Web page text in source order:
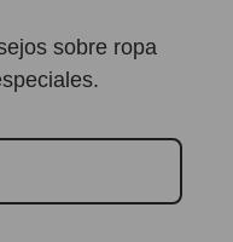
sobre ropa